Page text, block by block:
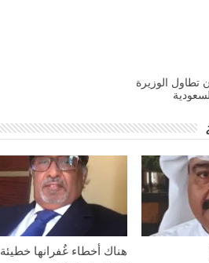
تطاول الوزيرة
هناك أخطاء غُفرانها خطيئة